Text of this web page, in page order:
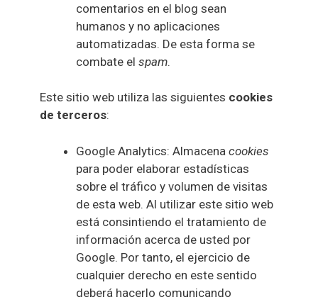
comentarios en el blog sean
humanos y no aplicaciones
automatizadas. De esta forma se
combate el spam.
Este sitio web utiliza las siguientes cookies
de terceros:
Google Analytics: Almacena cookies
para poder elaborar estadísticas
sobre el tráfico y volumen de visitas
de esta web. Al utilizar este sitio web
está consintiendo el tratamiento de
información acerca de usted por
Google. Por tanto, el ejercicio de
cualquier derecho en este sentido
deberá hacerlo comunicando